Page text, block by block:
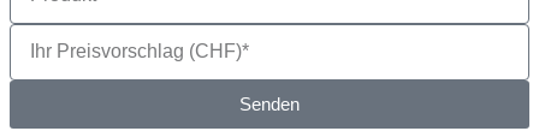
Senden